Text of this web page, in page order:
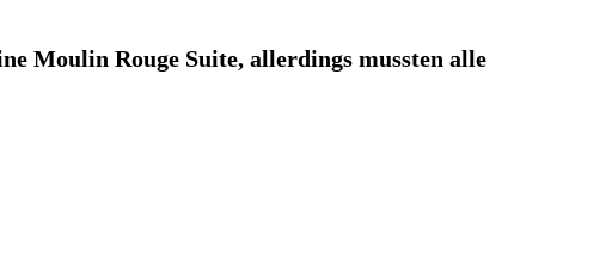
Moulin Rouge Suite, allerdings mussten alle